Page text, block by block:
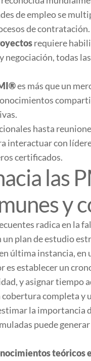
de empleo se
de contratación.
requiere
negociación, todas
es más que un
hasta
interactuar con
certificados.
las
y
radica en la
plan de estudio
última instancia, en
es establecer un
y asignar tiempo
completa y
la importancia
puede
teóricos